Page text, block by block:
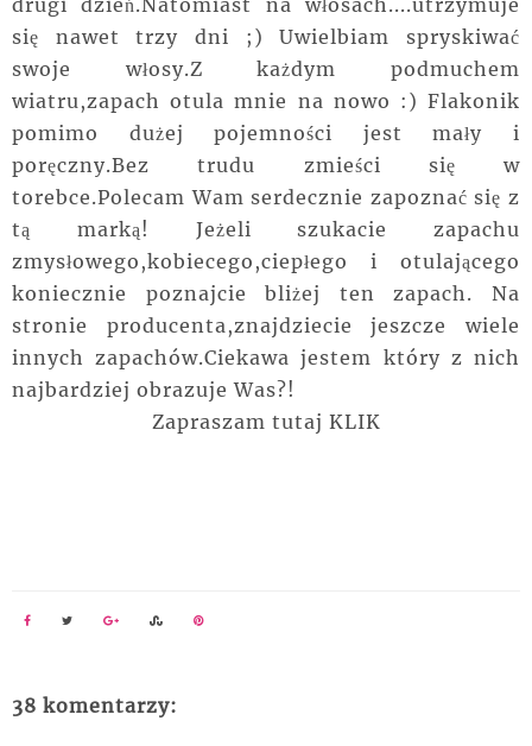
drugi dzień.Natomiast na włosach....utrzymuje
się nawet trzy dni ;) Uwielbiam spryskiwać
swoje włosy.Z każdym podmuchem
wiatru,zapach otula mnie na nowo :) Flakonik
pomimo dużej pojemności jest mały i
poręczny.Bez trudu zmieści się w
torebce.Polecam Wam serdecznie zapoznać się z
tą marką! Jeżeli szukacie zapachu
zmysłowego,kobiecego,ciepłego i otulającego
koniecznie poznajcie bliżej ten zapach. Na
stronie producenta,znajdziecie jeszcze wiele
innych zapachów.Ciekawa jestem który z nich
najbardziej obrazuje Was?!
Zapraszam tutaj KLIK
38 komentarzy: